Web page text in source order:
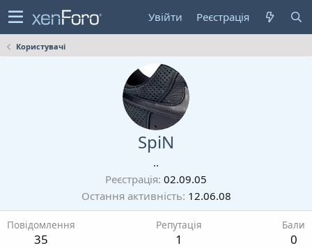
Увійти Реєстрація
Користувачі
SpiN
..
Реєстрація 02.09.05
Остання активність 12.06.08
Повідомлення
35
Репутація
1
Бали
0